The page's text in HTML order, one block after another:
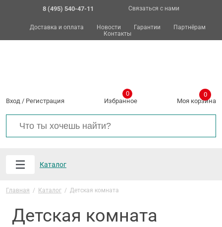
8 (495) 540-47-11 Связаться с нами
Доставка и оплата Новости Гарантии
Партнёрам
Контакты
Вход / Регистрация Избранное
0
Моя корзина
0
Каталог
Главная / Каталог / Детская комната
Детская комната